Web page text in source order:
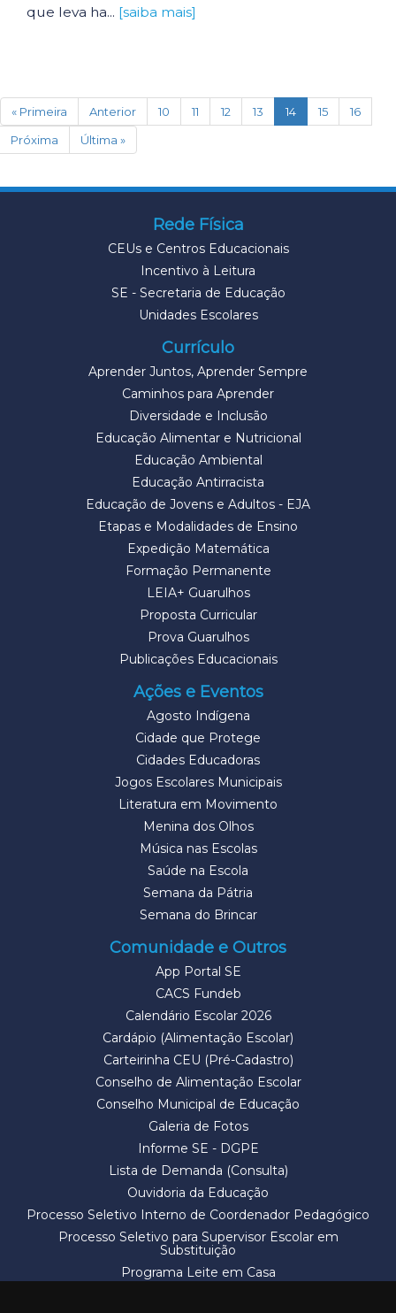
que leva ha... [saiba mais]
« Primeira Anterior 10 11 12 13 14(current)
15
16
Próxima
Última »
Rede Física
CEUs e Centros Educacionais
Incentivo à Leitura
SE - Secretaria de Educação
Unidades Escolares
Currículo
Aprender Juntos, Aprender Sempre
Caminhos para Aprender
Diversidade e Inclusão
Educação Alimentar e Nutricional
Educação Ambiental
Educação Antirracista
Educação de Jovens e Adultos - EJA
Etapas e Modalidades de Ensino
Expedição Matemática
Formação Permanente
LEIA+ Guarulhos
Proposta Curricular
Prova Guarulhos
Publicações Educacionais
Ações e Eventos
Agosto Indígena
Cidade que Protege
Cidades Educadoras
Jogos Escolares Municipais
Literatura em Movimento
Menina dos Olhos
Música nas Escolas
Saúde na Escola
Semana da Pátria
Semana do Brincar
Comunidade e Outros
App Portal SE
CACS Fundeb
Calendário Escolar 2026
Cardápio (Alimentação Escolar)
Carteirinha CEU (Pré-Cadastro)
Conselho de Alimentação Escolar
Conselho Municipal de Educação
Galeria de Fotos
Informe SE - DGPE
Lista de Demanda (Consulta)
Ouvidoria da Educação
Processo Seletivo Interno de Coordenador Pedagógico
Processo Seletivo para Supervisor Escolar em
Substituição
Programa Leite em Casa